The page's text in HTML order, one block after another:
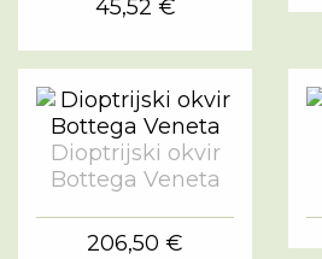
45,52 €
Dioptrijski okvir
Bottega Veneta
206,50 €